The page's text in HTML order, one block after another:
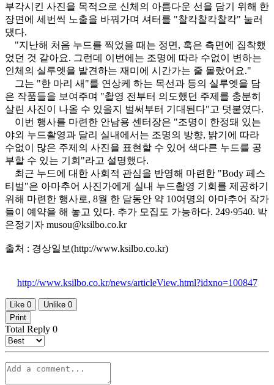
부각시킨 사진을 목적으로 신체의 아름다운 선을 담기 위해 한
장면에 세번씩 노출을 바꿔가며 셔터를 "찰칵찰칵찰칵" 눌러
댔다.
"지난해 처음 누드를 찍었을 때는 정면, 혹은 측면에 집착했
었던 것 같아요. 그런데 이번에는 조명에 따라 수없이 변하는
인체의 실루엣을 발견하는 재미에 시간가는 줄 몰랐어요."
그는 "한 마리 새"를 연상케 하는 목선과 등의 실루엣을 담
은 작품들을 보여주며 "촬영 전부터 의도했던 주제를 충분히
살린 사진이 나올 수 있을지 벌써부터 기대된다"고 덧붙였다.
이번 행사를 마련한 안남용 센터장은 "조명이 한정돼 있는
야외 누드촬영과 달리 실내에서는 조명의 방향, 밝기에 따라
수없이 많은 주제의 사진을 표현할 수 있어 색다른 누드를 공
부할 수 있는 기회"라고 설명했다.
최근 누드에 대한 사회적 관심을 반영해 마련한 "Body 페스
티벌"은 아마추어 사진가에게 실내 누드촬영 기회를 제공하기
위해 마련한 행사로, 8월 한 달동안 약 10여명의 아마추어 작가
들이 예약을 해 놓고 있다. 추가 모집도 가능하다. 249·9540. 박
은정기자 musou@ksilbo.co.kr
출처 : 경상일보(http://www.ksilbo.co.kr)
http://www.ksilbo.co.kr/news/articleView.html?idxno=100847
Like 0 Unlike 0
Print
Total Reply 0